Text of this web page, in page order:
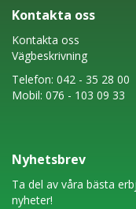
Kontakta oss
Kontakta oss
Vägbeskrivning
Telefon: 042 - 35 28 00
Mobil: 076 - 103 09 33
Nyhetsbrev
Ta del av våra bästa
nyheter!